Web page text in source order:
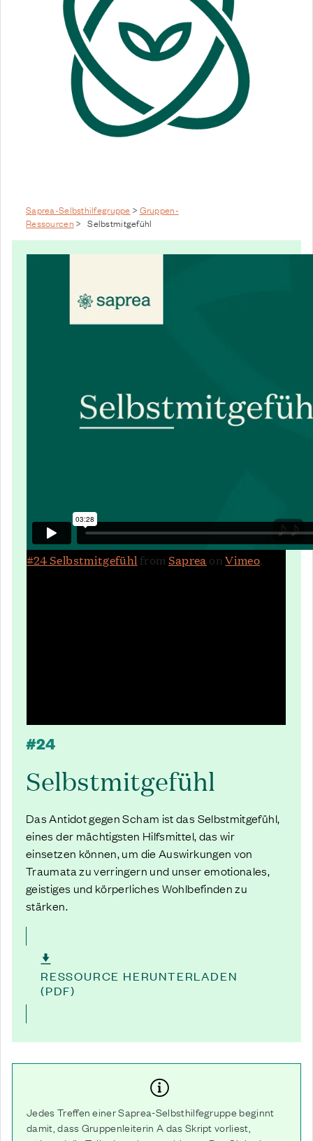
Saprea-Selbsthilfegruppe > Gruppen-
Ressourcen > Selbstmitgefühl
#24 Selbstmitgefühl fromSaprea onVimeo.
#24
Selbstmitgefühl
Das Antidot gegen Scham ist das Selbstmitgefühl,
eines der mächtigsten Hilfsmittel, das wir
einsetzen können, um die Auswirkungen von
Traumata zu verringern und unser emotionales,
geistiges und körperliches Wohlbefinden zu
stärken.
RESSOURCE HERUNTERLADEN
(PDF)
Jedes Treffen einer Saprea-Selbsthilfegruppe beginnt
damit, dass Gruppenleiterin A das Skript vorliest,